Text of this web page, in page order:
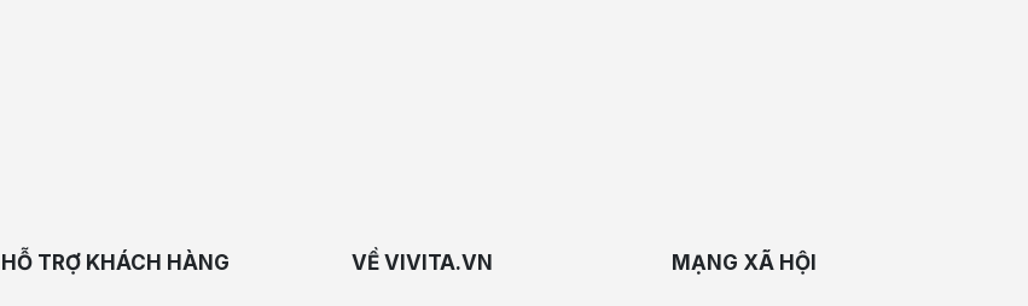
HỖ TRỢ KHÁCH HÀNG VỀ VIVITA.VN MẠNG XÃ HỘI